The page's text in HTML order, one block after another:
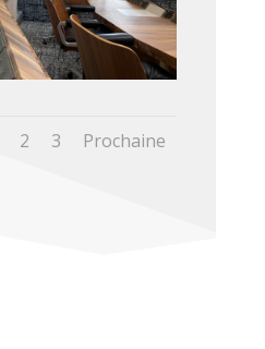
2 3 Prochaine